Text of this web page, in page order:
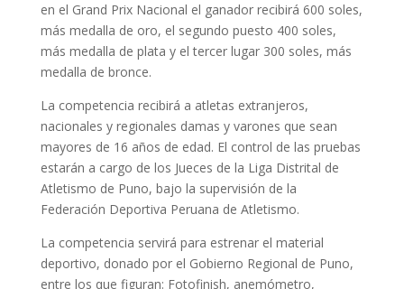
en el Grand Prix Nacional el ganador recibirá 600 soles,
más medalla de oro, el segundo puesto 400 soles,
más medalla de plata y el tercer lugar 300 soles, más
medalla de bronce.
La competencia recibirá a atletas extranjeros,
nacionales y regionales damas y varones que sean
mayores de 16 años de edad. El control de las pruebas
estarán a cargo de los Jueces de la Liga Distrital de
Atletismo de Puno, bajo la supervisión de la
Federación Deportiva Peruana de Atletismo.
La competencia servirá para estrenar el material
deportivo, donado por el Gobierno Regional de Puno,
entre los que figuran: Fotofinish, anemómetro,